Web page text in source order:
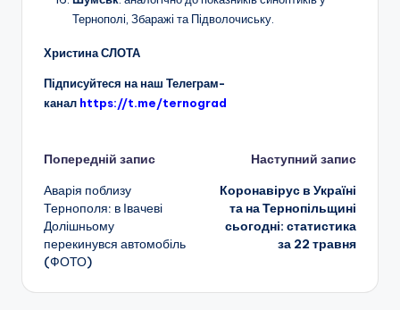
Тернополі, Збаражі та Підволочиську.
Христина СЛОТА
Підписуйтеся на наш Телеграм-
канал https://t.me/ternograd
Навігація
по
запису
Попередній запис
Аварія поблизу
Тернополя: в Івачеві
Долішньому
перекинувся автомобіль
(ФОТО)
Наступний запис
Коронавірус в Україні
та на Тернопільщині
сьогодні: статистика
за 22 травня